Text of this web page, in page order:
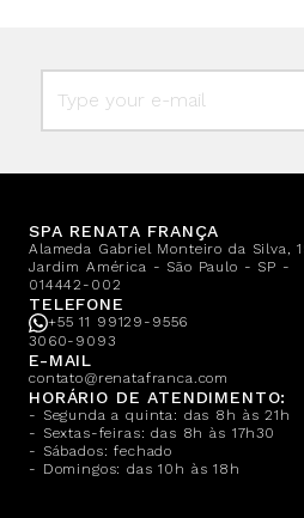
SPA RENATA FRANÇA
Alameda Gabriel Monteiro da Silva,
Jardim América - São Paulo - SP -
014442-002
TELEFONE
+55 11 99129-9556
3060-9093
E-MAIL
contato@renatafranca.com
HORÁRIO DE ATENDIMENTO:
- Segunda a quinta: das 8h às 21h
- Sextas-feiras: das 8h às 17h30
- Sábados: fechado
- Domingos: das 10h às 18h